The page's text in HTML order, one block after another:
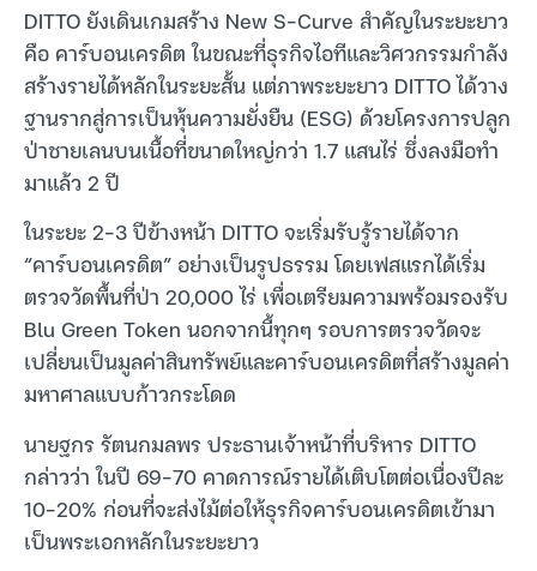
DITTO ยังเดินเกมสร้าง New S-Curve สำคัญในระยะยาว
คือ คาร์บอนเครดิต ในขณะที่ธุรกิจไอทีและวิศวกรรมกำลัง
สร้างรายได้หลักในระยะสั้น แต่ภาพระยะยาว DITTO ได้วาง
ฐานรากสู่การเป็นหุ้นความยั่งยืน (ESG) ด้วยโครงการปลูก
ป่าชายเลนบนเนื้อที่ขนาดใหญ่กว่า 1.7 แสนไร่ ซึ่งลงมือทำ
มาแล้ว 2 ปี
ในระยะ 2-3 ปีข้างหน้า DITTO จะเริ่มรับรู้รายได้จาก
“คาร์บอนเครดิต” อย่างเป็นรูปธรรม โดยเฟสแรกได้เริ่ม
ตรวจวัดพื้นที่ป่า 20,000 ไร่ เพื่อเตรียมความพร้อมรองรับ
Blu Green Token นอกจากนี้ทุกๆ รอบการตรวจวัดจะ
เปลี่ยนเป็นมูลค่าสินทรัพย์และคาร์บอนเครดิตที่สร้างมูลค่า
มหาศาลแบบก้าวกระโดด
นายฐกร รัตนกมลพร ประธานเจ้าหน้าที่บริหาร DITTO
กล่าวว่า ในปี 69-70 คาดการณ์รายได้เติบโตต่อเนื่องปีละ
10-20% ก่อนที่จะส่งไม้ต่อให้ธุรกิจคาร์บอนเครดิตเข้ามา
เป็นพระเอกหลักในระยะยาว